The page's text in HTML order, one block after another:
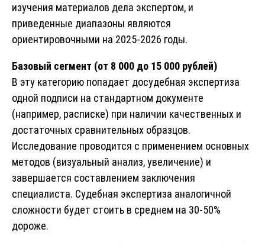
изучения материалов дела экспертом, и
приведенные диапазоны являются
ориентировочными на 2025-2026 годы.
Базовый сегмент (от 8 000 до 15 000 рублей)
В эту категорию попадает досудебная экспертиза
одной подписи на стандартном документе
(например, расписке) при наличии качественных и
достаточных сравнительных образцов.
Исследование проводится с применением основных
методов (визуальный анализ, увеличение) и
завершается составлением заключения
специалиста. Судебная экспертиза аналогичной
сложности будет стоить в среднем на 30-50%
дороже.